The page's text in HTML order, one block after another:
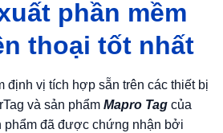
phần mềm
thoại tốt nhất
định vị tích hợp sẵn trên các thiết bị
và sản phẩm Mapro Tag của
phẩm đã được chứng nhận bởi